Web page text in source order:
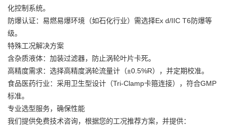
化控制系统。
防爆认证：易燃易爆环境（如石化行业）需选择Ex d/IIC T6防爆等
级。
特殊工况解决方案
含杂质液体：加装过滤器，防止涡轮叶片卡死。
高精度需求：选择高精度涡轮流量计（±0.5%R），并定期校准。
食品医药行业：采用卫生型设计（Tri-Clamp卡箍连接），符合GMP
标准。
专业选型服务，确保性能
我们提供免费技术咨询，根据您的工况推荐方案，并提供：